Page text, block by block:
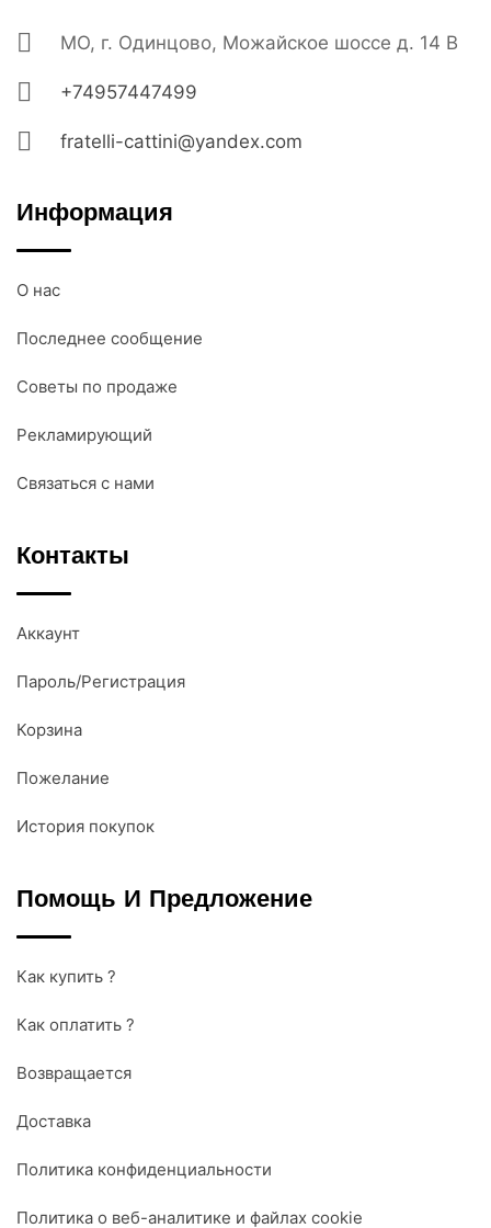
МО, г. Одинцово, Можайское шоссе д. 14 В
+74957447499
fratelli-cattini@yandex.com
Информация
О нас
Последнее сообщение
Советы по продаже
Рекламирующий
Связаться с нами
Контакты
Аккаунт
Пароль/Регистрация
Корзина
Пожелание
История покупок
Помощь И Предложение
Как купить ?
Как оплатить ?
Возвращается
Доставка
Политика конфиденциальности
Политика о веб-аналитике и файлах cookie